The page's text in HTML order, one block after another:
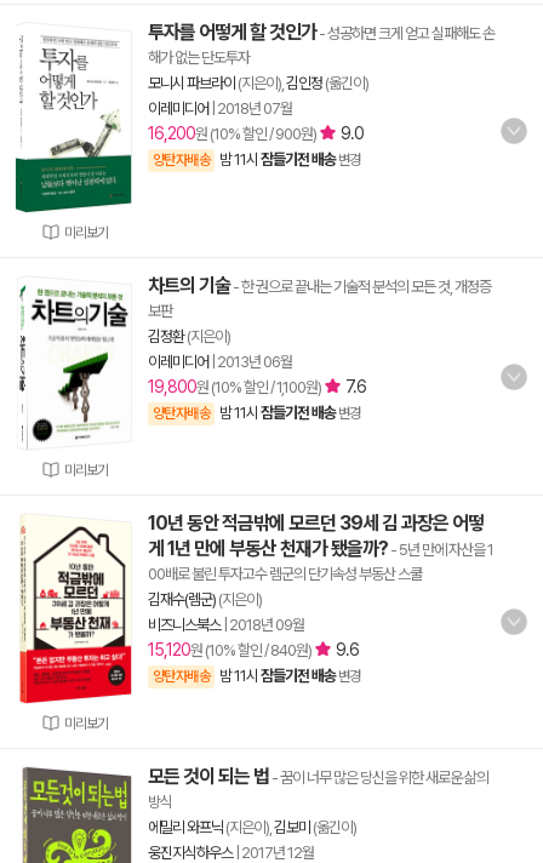
미리보기
투자를 어떻게 할 것인가- 성공하면 크게 얻고 실패해도 손
해가 없는 단도투자
모니시 파브라이 (지은이), 김인정 (옮긴이)
이레미디어 2018년 07월
16,200원 (10% 할인 / 900원) 9.0
양탄자배송 밤 11시 잠들기전 배송 변경
미리보기
차트의 기술- 한 권으로 끝내는 기술적 분석의 모든 것, 개정증
보판
김정환(지은이)
이레미디어 2013년 06월
19,800원 (10% 할인 / 1,100원) 7.6
양탄자배송 밤 11시 잠들기전 배송 변경
미리보기
10년 동안 적금밖에 모르던 39세 김 과장은 어떻
게 1년 만에 부동산 천재가 됐을까? - 5년 만에 자산을 1
00배로 불린 투자고수 렘군의 단기속성 부동산 스쿨
김재수(렘군) (지은이)
비즈니스북스| 2018년 09월
15,120원 (10% 할인 / 840원) 9.6
양탄자배송 밤 11시 잠들기전 배송 변경
모든 것이 되는 법 - 꿈이 너무 많은 당신을 위한 새로운 삶의
방식
에밀리 와프닉 (지은이), 김보미 (옮긴이)
웅진지식하우스| 2017년 12월